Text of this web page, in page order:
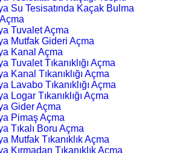
Su Tesisatında Kaçak Bulma
Açma
Tuvalet Açma
Mutfak Gideri Açma
Kanal Açma
Tuvalet Tıkanıklığı Açma
Kanal Tıkanıklığı Açma
Lavabo Tıkanıklığı Açma
Logar Tıkanıklığı Açma
Gider Açma
Pimaş Açma
Tıkalı Boru Açma
Mutfak Tıkanıklık Açma
Kırmadan Tıkanıklık Açma